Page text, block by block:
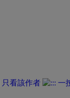
只看該作者